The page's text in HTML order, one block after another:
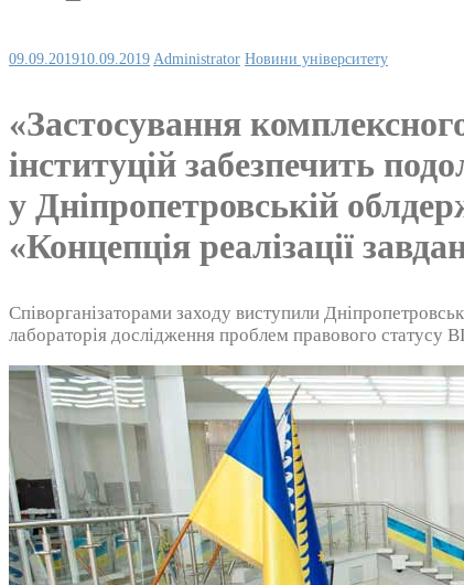
09.09.201910.09.2019 Administrator Новини університету
«Застосування
інституцій забезпечить
у Дніпропетровській
«Концепція реалізації
Співорганізаторами заходу виступили
лабораторія дослідження проблем правового статусу